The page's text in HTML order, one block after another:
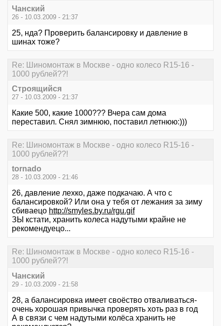
Чанский
26 - 10.03.2009 - 21:37
25, нда? Проверить балансировку и давление в
шинах тоже?
Re: Шиномонтаж в Москве - одно колесо R15-16 -
1000 рублей??!
Строящийся
27 - 10.03.2009 - 21:37
Какие 500, какие 1000??? Вчера сам дома
переставил. Снял зимнюю, поставил летнюю:)))
Re: Шиномонтаж в Москве - одно колесо R15-16 -
1000 рублей??!
tornado
28 - 10.03.2009 - 21:46
26, давление лехко, даже подкачаю. А что с
балансировкой? Или она у тебя от лежания за зиму
сбиваецо http://smyles.by.ru/rgu.gif
ЗЫ кстати, хранить колеса надутыми крайне не
рекомендуецо...
Re: Шиномонтаж в Москве - одно колесо R15-16 -
1000 рублей??!
Чанский
29 - 10.03.2009 - 21:58
28, а балансировка имеет своёство отваливаться-
очень хорошая привычка проверять хоть раз в год
А в связи с чем надутыми колёса хранить не